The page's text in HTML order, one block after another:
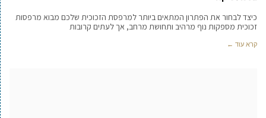
כיצד לבחור את הפתרון המתאים ביותר למרפסת הזכוכית שלכם מבוא מרפסות
זכוכית מספקות נוף מרהיב ותחושת מרחב, אך לעתים קרובות
קרא עוד ←